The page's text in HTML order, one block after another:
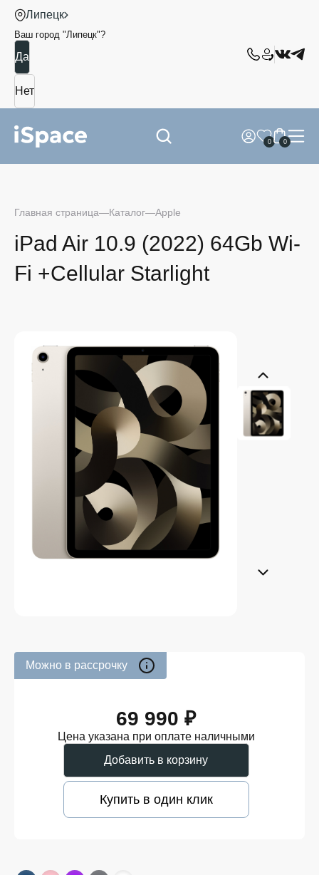
Липецк
Ваш город "Липецк"?
0 0
Главная страница Каталог Apple
iPad Air 10.9 (2022) 64Gb Wi-
Fi +Сellular Starlight
Можно в рассрочку
69 990 ₽
Цена указана при оплате наличными
Добавить в корзину
Купить в один клик